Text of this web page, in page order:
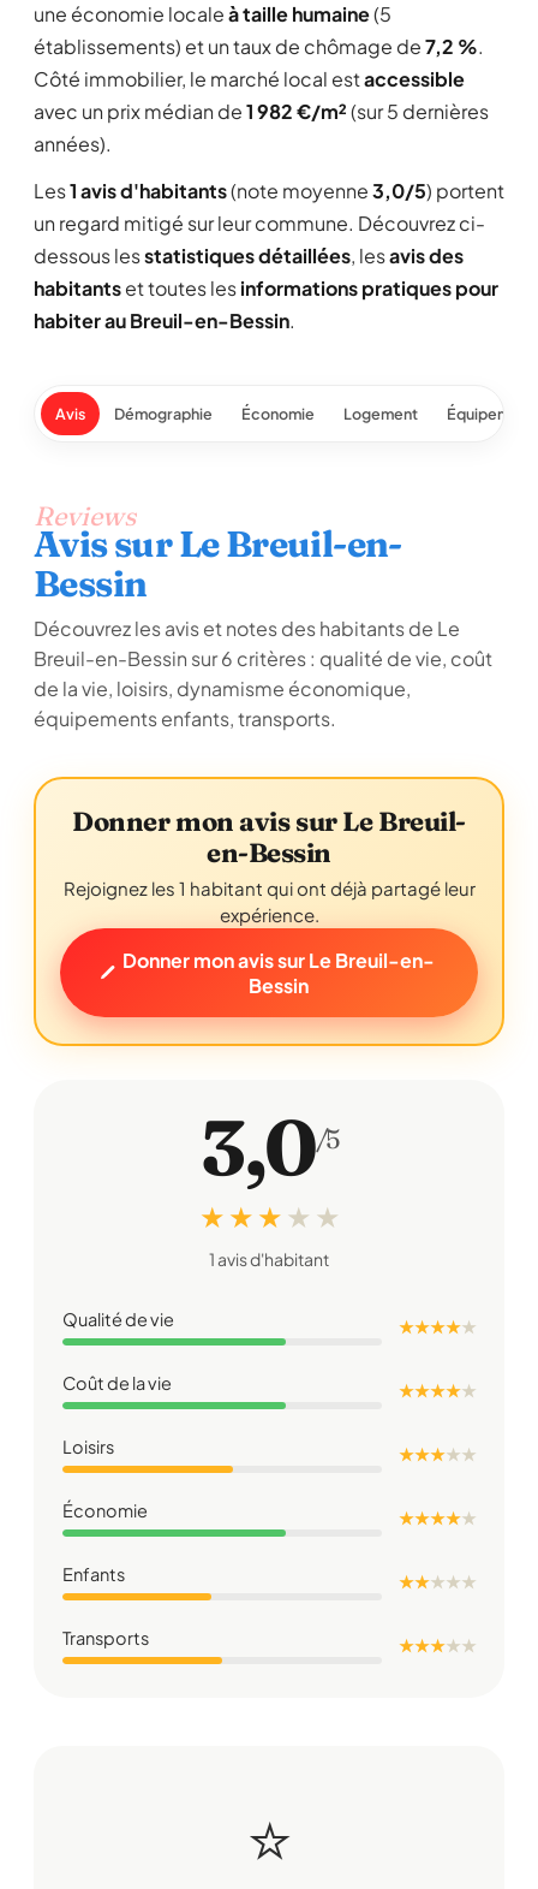
une économie localeà taille humaine(5
établissements) et un taux de chômage de7,2 %.
Côté immobilier, le marché local estaccessible
avec un prix médian de1 982 €/m²(sur 5 dernières
années).
Les1 avis d'habitants(note moyenne3,0/5) portent
un regard mitigé sur leur commune. Découvrez ci-
dessous lesstatistiques détaillées, lesavis des
habitantset toutes lesinformations pratiques pour
habiter au Breuil-en-Bessin.
Avis Démographie Économie Logement
Reviews
Avis sur Le Breuil-en-
Bessin
Découvrez les avis et notes des habitants de Le
Breuil-en-Bessin sur 6 critères : qualité de vie, coût
de la vie, loisirs, dynamisme économique,
équipements enfants, transports.
Donner mon avis sur Le Breuil-
en-Bessin
Rejoignez les 1 habitant qui ont déjà partagé leur
expérience.
Donner mon avis sur Le Breuil-en-
Bessin
3,0/5
★ ★ ★ ★ ★
1 avis d'habitant
Qualité de vie ★ ★ ★ ★★
Coût de la vie ★ ★ ★ ★★
Loisirs ★ ★ ★★★
Économie ★ ★ ★ ★★
Enfants ★ ★★★★
Transports ★ ★ ★★★
⭐